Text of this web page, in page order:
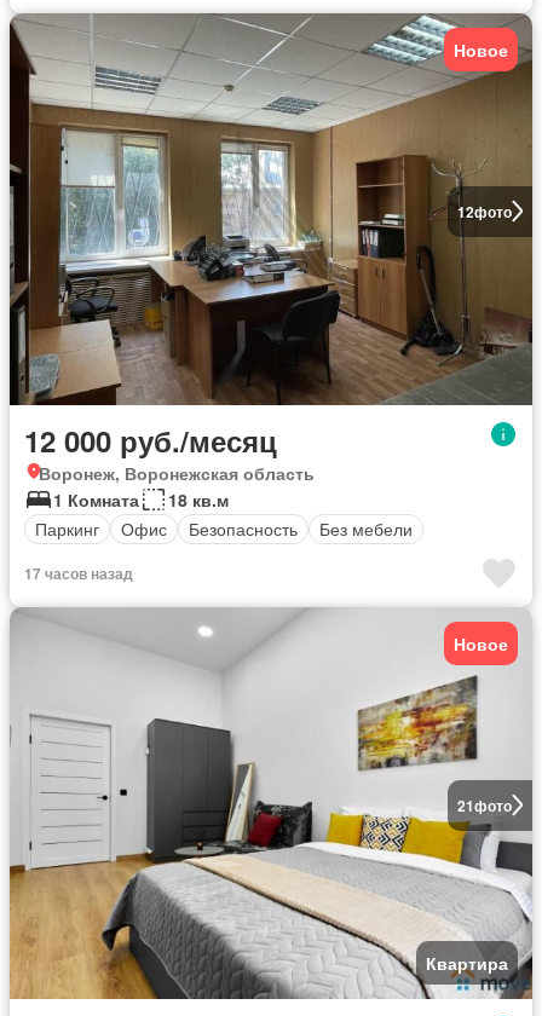
12фото
Новое
12 000 руб./месяц
Воронеж, Воронежская область
1 Комната
18 кв.м
Паркинг
Офис Безопасность Без мебели
17 часов назад
21фото
Новое
Квартира